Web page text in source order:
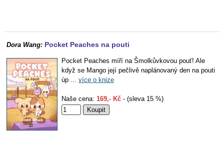
Dora Wang: Pocket Peaches na pouti
Pocket Peaches míří na Šmolkůvkovou pouť! Ale
když se Mango její pečlivě naplánovaný den na pouti
úp ... více o knize
Naše cena: 169,- Kč - (sleva 15 %)